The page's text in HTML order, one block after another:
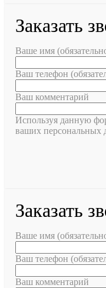
Заказать
Ваше имя
Ваш телефон
Ваш комментарий
Используя данную
ваших персональных
Заказать
Ваше имя
Ваш телефон
Ваш комментарий